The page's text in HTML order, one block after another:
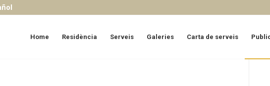
Home Residència Serveis Galeries Carta de serveis